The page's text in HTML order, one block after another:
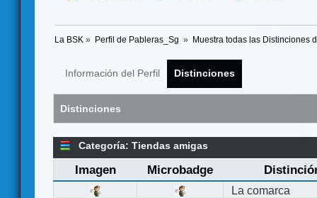
La BSK » Perfil de Pableras_Sg » Muestra todas las Distinciones
Información del Perfil Distinciones
Distinciones
Categoría: Tiendas amigas
Imagen Microbadge
La comarca